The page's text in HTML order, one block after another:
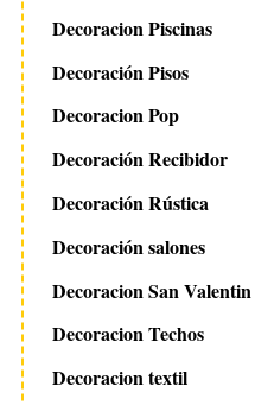
Decoracion Piscinas
Decoración Pisos
Decoracion Pop
Decoración Recibidor
Decoración Rústica
Decoración salones
Decoracion San Valentin
Decoracion Techos
Decoracion textil